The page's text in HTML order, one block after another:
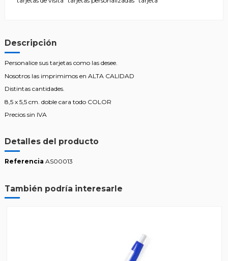
Descripción
Personalice sus tarjetas como las desee.
Nosotros las imprimimos en ALTA CALIDAD
Distintas cantidades.
8,5 x 5,5 cm. doble cara todo COLOR
Precios sin IVA
Detalles del producto
Referencia AS00013
También podría interesarle